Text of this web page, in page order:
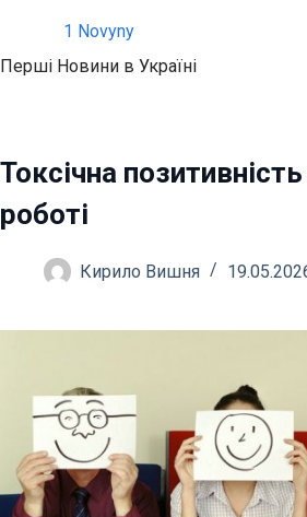
вмісту
1 Novyny
Перші Новини в Україні
Токсічна
роботі
Кирило Вишня